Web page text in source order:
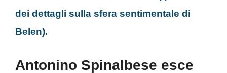
dei dettagli sulla sfera sentimentale di
Belen).
Antonino Spinalbese esce